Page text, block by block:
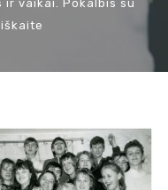
ir vaikai. Pokalbis su